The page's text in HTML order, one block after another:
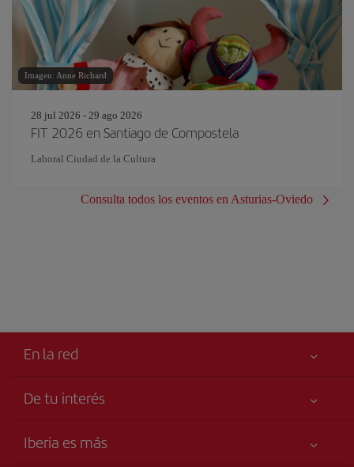
Imagen: Anne Richard
28 jul 2026 - 29 ago 2026
FIT 2026 en Santiago de Compostela
Laboral Ciudad de la Cultura
Consulta todos los eventos en Asturias-Oviedo
En la red
De tu interés
Accesibilidad
Iberia es más